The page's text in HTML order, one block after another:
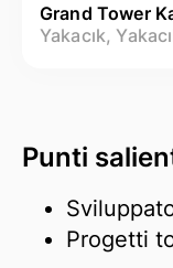
Grand Tower
Yakacık,
Punti
Progetti